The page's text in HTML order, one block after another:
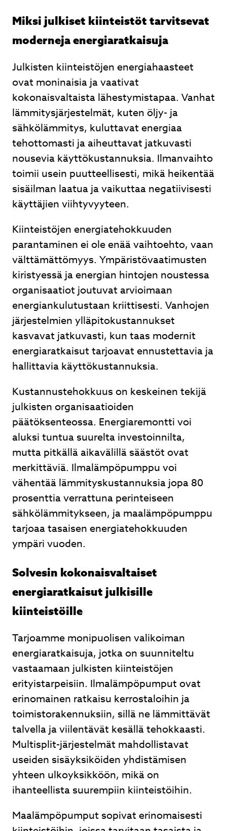
Miksi julkiset kiinteistöt tarvitsevat
moderneja energiaratkaisuja
Julkisten kiinteistöjen energiahaasteet
ovat moninaisia ja vaativat
kokonaisvaltaista lähestymistapaa. Vanhat
lämmitysjärjestelmät, kuten öljy- ja
sähkölämmitys, kuluttavat energiaa
tehottomasti ja aiheuttavat jatkuvasti
nousevia käyttökustannuksia. Ilmanvaihto
toimii usein puutteellisesti, mikä heikentää
sisäilman laatua ja vaikuttaa negatiivisesti
käyttäjien viihtyvyyteen.
Kiinteistöjen energiatehokkuuden
parantaminen ei ole enää vaihtoehto, vaan
välttämättömyys. Ympäristövaatimusten
kiristyessä ja energian hintojen noustessa
organisaatiot joutuvat arvioimaan
energiankulutustaan kriittisesti. Vanhojen
järjestelmien ylläpitokustannukset
kasvavat jatkuvasti, kun taas modernit
energiaratkaisut tarjoavat ennustettavia ja
hallittavia käyttökustannuksia.
Kustannustehokkuus on keskeinen tekijä
julkisten organisaatioiden
päätöksenteossa. Energiaremontti voi
aluksi tuntua suurelta investoinnilta,
mutta pitkällä aikavälillä säästöt ovat
merkittäviä. Ilmalämpöpumppu voi
vähentää lämmityskustannuksia jopa 80
prosenttia verrattuna perinteiseen
sähkölämmitykseen, ja maalämpöpumppu
tarjoaa tasaisen energiatehokkuuden
ympäri vuoden.
Solvesin kokonaisvaltaiset
energiaratkaisut julkisille
kiinteistöille
Tarjoamme monipuolisen valikoiman
energiaratkaisuja, jotka on suunniteltu
vastaamaan julkisten kiinteistöjen
erityistarpeisiin. Ilmalämpöpumput ovat
erinomainen ratkaisu kerrostaloihin ja
toimistorakennuksiin, sillä ne lämmittävät
talvella ja viilentävät kesällä tehokkaasti.
Multisplit-järjestelmät mahdollistavat
useiden sisäyksiköiden yhdistämisen
yhteen ulkoyksikköön, mikä on
ihanteellista suurempiin kiinteistöihin.
Maalämpöpumput sopivat erinomaisesti